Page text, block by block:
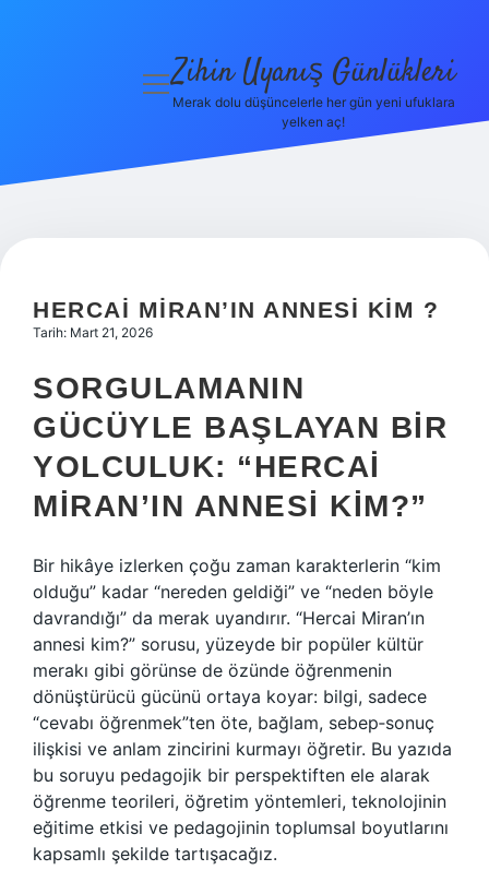
Politikası
menüyü
Zihin Uyanış Günlükleri
Merak dolu düşüncelerle her gün yeni ufuklara
yelken aç!
HERCAI MIRAN’IN ANNESI KIM ?
Tarih: Mart 21, 2026
SORGULAMANIN
GÜCÜYLE BAŞLAYAN BIR
YOLCULUK: “HERCAI
MIRAN’IN ANNESI KIM?”
Bir hikâye izlerken çoğu zaman karakterlerin “kim
olduğu” kadar “nereden geldiği” ve “neden böyle
davrandığı” da merak uyandırır. “Hercai Miran’ın
annesi kim?” sorusu, yüzeyde bir popüler kültür
merakı gibi görünse de özünde öğrenmenin
dönüştürücü gücünü ortaya koyar: bilgi, sadece
“cevabı öğrenmek”ten öte, bağlam, sebep‑sonuç
ilişkisi ve anlam zincirini kurmayı öğretir. Bu yazıda
bu soruyu pedagojik bir perspektiften ele alarak
öğrenme teorileri, öğretim yöntemleri, teknolojinin
eğitime etkisi ve pedagojinin toplumsal boyutlarını
kapsamlı şekilde tartışacağız.